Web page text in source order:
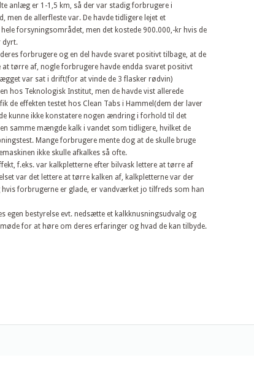
anlæg er 1-1,5 km, så der var stadig forbrugere i
de allerfleste var. De havde tidligere lejet et
forsyningsområdet, men det kostede 900.000,-kr hvis de
dyrt.
forbrugere og en del havde svaret positivt tilbage, at de
tørre af, nogle forbrugere havde endda svaret positivt
var sat i drift(for at vinde de 3 flasker rødvin)
hos Teknologisk Institut, men de havde vist allerede
de effekten testet hos Clean Tabs i Hammel(dem der laver
kunne ikke konstatere nogen ændring i forhold til det
samme mængde kalk i vandet som tidligere, hvilket de
Mange forbrugere mente dog at de skulle bruge
ikke skulle afkalkes så ofte.
f.eks. var kalkpletterne efter bilvask lettere at tørre af
var det lettere at tørre kalken af, kalkpletterne var der
forbrugerne er glade, er vandværket jo tilfreds som han
egen bestyrelse evt. nedsætte et kalkknusningsudvalg og
for at høre om deres erfaringer og hvad de kan tilbyde.